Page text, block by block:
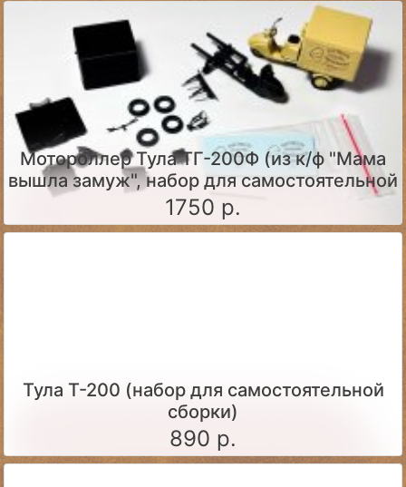
Мотороллер Тула ТГ-200Ф (из к/ф "Мама
вышла замуж", набор для самостоятельной
сборки)
1750 р.
Тула Т-200 (набор для самостоятельной
сборки)
890 р.